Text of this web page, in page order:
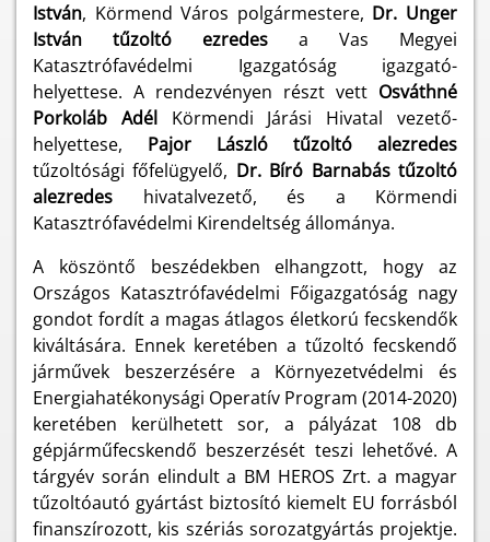
István, Körmend Város polgármestere, Dr. Unger
István tűzoltó ezredes a Vas Megyei
Katasztrófavédelmi Igazgatóság igazgató-
helyettese. A rendezvényen részt vett Osváthné
Porkoláb AdélKörmendi Járási Hivatal vezető-
helyettese, Pajor László tűzoltó alezredes
tűzoltósági főfelügyelő, Dr. Bíró Barnabás tűzoltó
alezredes hivatalvezető, és a Körmendi
Katasztrófavédelmi Kirendeltség állománya.
A köszöntő beszédekben elhangzott, hogy az
Országos Katasztrófavédelmi Főigazgatóság nagy
gondot fordít a magas átlagos életkorú fecskendők
kiváltására. Ennek keretében a tűzoltó fecskendő
járművek beszerzésére a Környezetvédelmi és
Energiahatékonysági Operatív Program (2014-2020)
keretében kerülhetett sor, a pályázat 108 db
gépjárműfecskendő beszerzését teszi lehetővé. A
tárgyév során elindult a BM HEROS Zrt. a magyar
tűzoltóautó gyártást biztosító kiemelt EU forrásból
finanszírozott, kis szériás sorozatgyártás projektje.